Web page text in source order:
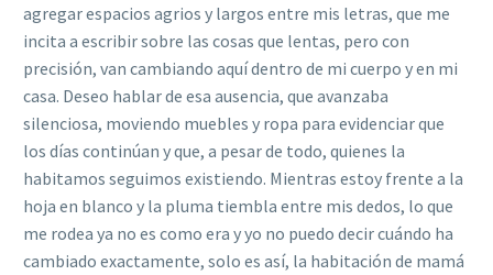
agregar espacios agrios y largos entre mis letras, que me
incita a escribir sobre las cosas que lentas, pero con
precisión, van cambiando aquí dentro de mi cuerpo y en mi
casa. Deseo hablar de esa ausencia, que avanzaba
silenciosa, moviendo muebles y ropa para evidenciar que
los días continúan y que, a pesar de todo, quienes la
habitamos seguimos existiendo. Mientras estoy frente a la
hoja en blanco y la pluma tiembla entre mis dedos, lo que
me rodea ya no es como era y yo no puedo decir cuándo ha
cambiado exactamente, solo es así, la habitación de mamá